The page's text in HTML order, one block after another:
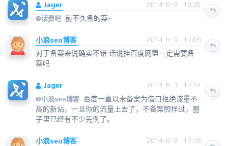
Jager
2014-6-3 · 16:35
@话费吧 前不久备的案~
小浪seo博客 2014-6-3 · 17:09
对于备案来说确实不错 话说挂百度网盟一定需要备
案吗
Jager
2014-6-3 · 17:12
@小浪seo博客 百度一直以未备案为借口拒绝流量不
高的新站，一旦你的流量上去了，不备案照样过，圈
子里已经有不少先例了。
小浪seo博客
2014-6-3 · 17:18